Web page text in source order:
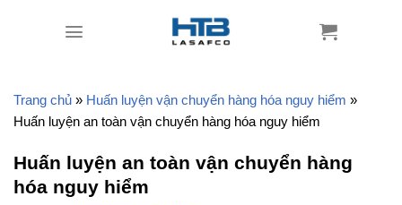
Trang chủ » Huấn luyện vận chuyển hàng hóa nguy hiểm »
Huấn luyện an toàn vận chuyển hàng hóa nguy hiểm
Huấn luyện an toàn vận chuyển hàng
hóa nguy hiểm